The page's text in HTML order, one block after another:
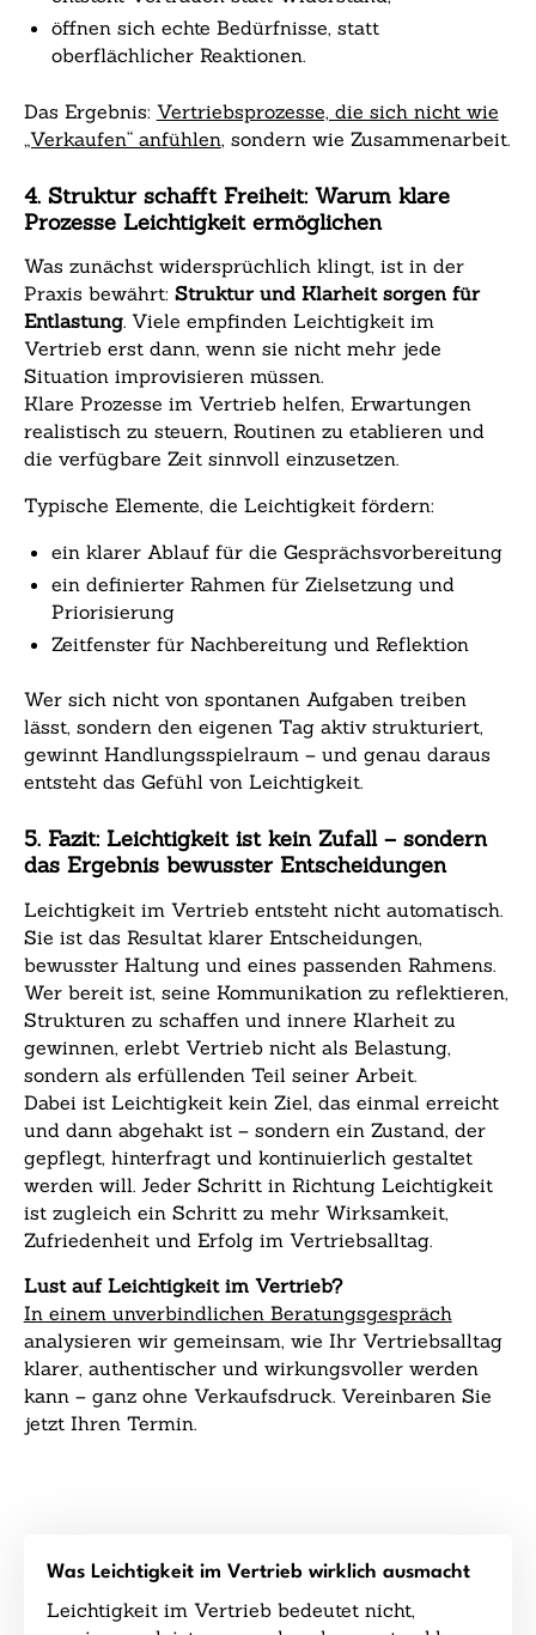
öffnen sich echte Bedürfnisse, statt
oberflächlicher Reaktionen.
Das Ergebnis: Vertriebsprozesse, die sich nicht wie
„Verkaufen“ anfühlen, sondern wie Zusammenarbeit.
4. Struktur schafft Freiheit: Warum klare
Prozesse Leichtigkeit ermöglichen
Was zunächst widersprüchlich klingt, ist in der
Praxis bewährt: Struktur und Klarheit sorgen für
Entlastung. Viele empfinden Leichtigkeit im
Vertrieb erst dann, wenn sie nicht mehr jede
Situation improvisieren müssen.
Klare Prozesse im Vertrieb helfen, Erwartungen
realistisch zu steuern, Routinen zu etablieren und
die verfügbare Zeit sinnvoll einzusetzen.
Typische Elemente, die Leichtigkeit fördern:
ein klarer Ablauf für die Gesprächsvorbereitung
ein definierter Rahmen für Zielsetzung und
Priorisierung
Zeitfenster für Nachbereitung und Reflektion
Wer sich nicht von spontanen Aufgaben treiben
lässt, sondern den eigenen Tag aktiv strukturiert,
gewinnt Handlungsspielraum – und genau daraus
entsteht das Gefühl von Leichtigkeit.
5. Fazit: Leichtigkeit ist kein Zufall – sondern
das Ergebnis bewusster Entscheidungen
Leichtigkeit im Vertrieb entsteht nicht automatisch.
Sie ist das Resultat klarer Entscheidungen,
bewusster Haltung und eines passenden Rahmens.
Wer bereit ist, seine Kommunikation zu reflektieren,
Strukturen zu schaffen und innere Klarheit zu
gewinnen, erlebt Vertrieb nicht als Belastung,
sondern als erfüllenden Teil seiner Arbeit.
Dabei ist Leichtigkeit kein Ziel, das einmal erreicht
und dann abgehakt ist – sondern ein Zustand, der
gepflegt, hinterfragt und kontinuierlich gestaltet
werden will. Jeder Schritt in Richtung Leichtigkeit
ist zugleich ein Schritt zu mehr Wirksamkeit,
Zufriedenheit und Erfolg im Vertriebsalltag.
Lust auf Leichtigkeit im Vertrieb?
In einem unverbindlichen Beratungsgespräch
analysieren wir gemeinsam, wie Ihr Vertriebsalltag
klarer, authentischer und wirkungsvoller werden
kann – ganz ohne Verkaufsdruck. Vereinbaren Sie
jetzt Ihren Termin.
Was Leichtigkeit im Vertrieb wirklich ausmacht
Leichtigkeit im Vertrieb bedeutet nicht,